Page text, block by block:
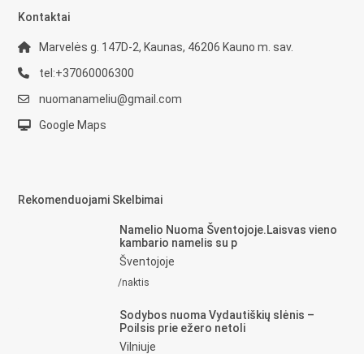
Kontaktai
Marvelės g. 147D-2, Kaunas, 46206 Kauno m. sav.
tel:+37060006300
nuomanameliu@gmail.com
Google Maps
Rekomenduojami Skelbimai
Namelio Nuoma Šventojoje.Laisvas vieno
kambario namelis su p
Šventojoje
/naktis
Sodybos nuoma Vydautiškių slėnis –
Poilsis prie ežero netoli
Vilniuje